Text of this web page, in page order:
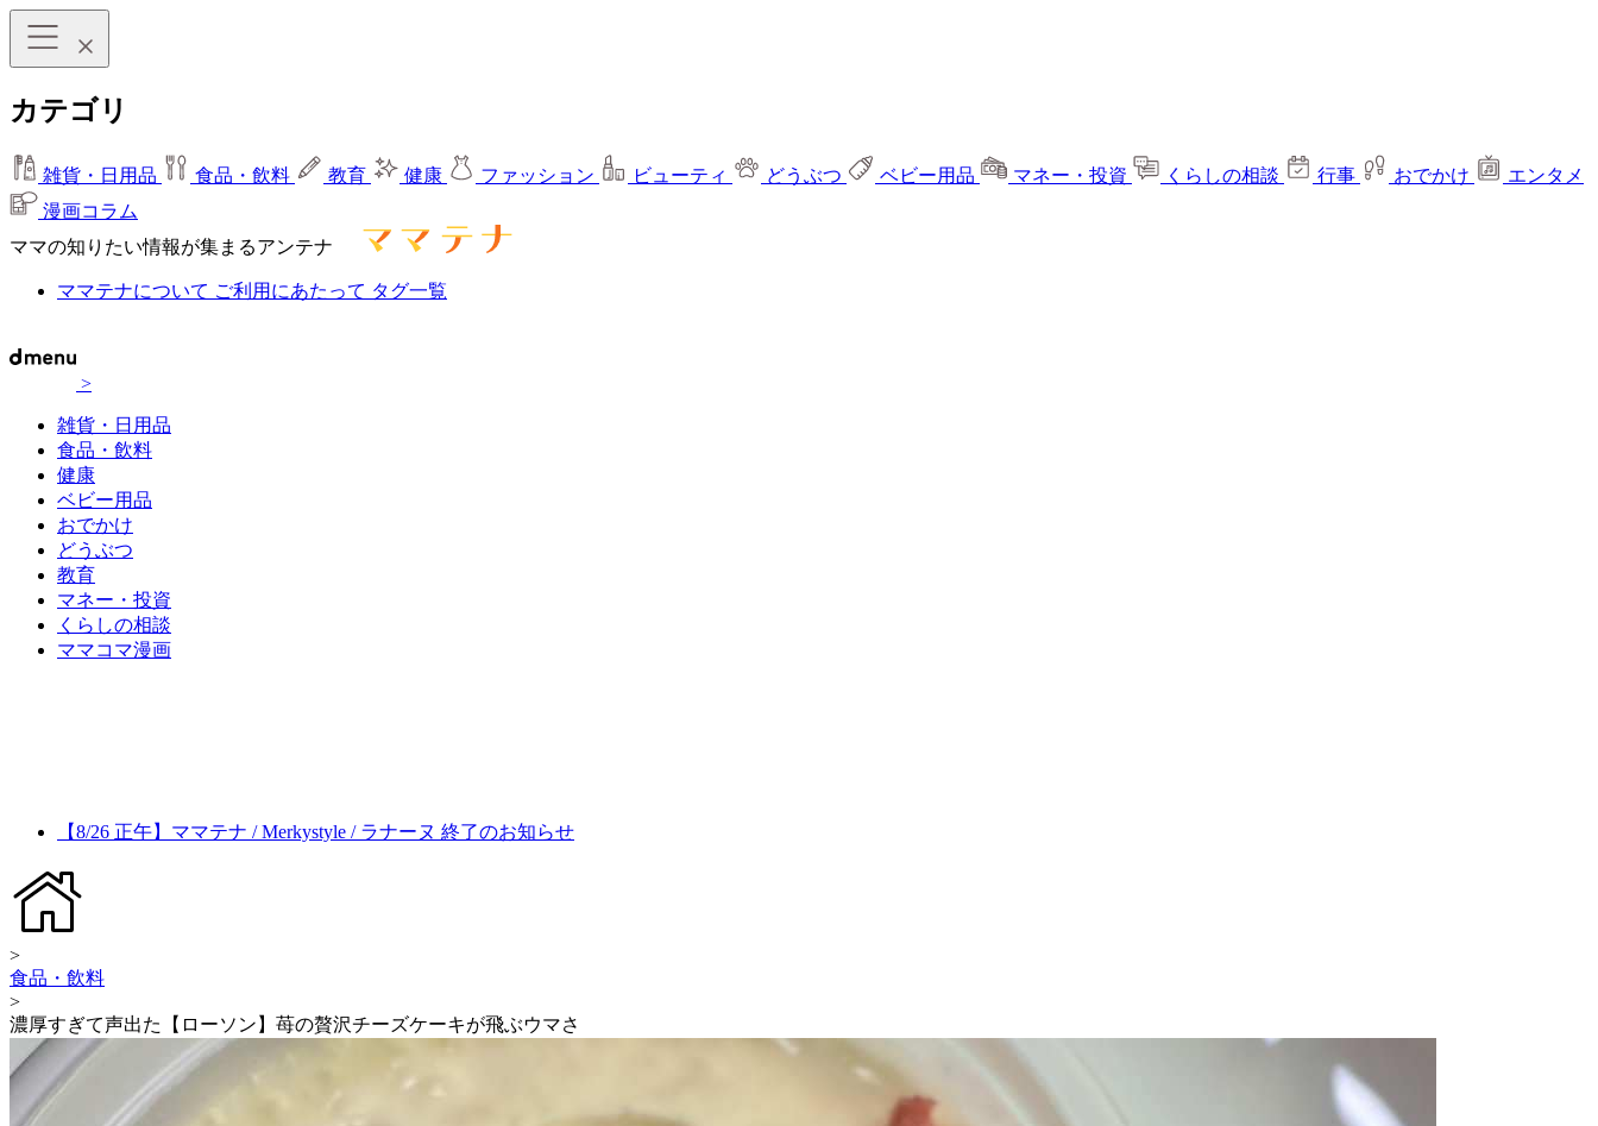
カテゴリ
雑貨・日用品 食品・飲料 教育 健康 ファッション ビューティ どうぶつ ベビー用品 マネー・投資 くらしの相談 行事 おでかけ
エンタメ
漫画コラム
ママの知りたい情報が集まるアンテナ
ママテナについて ご利用にあたって タグ一覧
>
雑貨・日用品
食品・飲料
健康
ベビー用品
おでかけ
どうぶつ
教育
マネー・投資
くらしの相談
ママコマ漫画
【8/26 正午】ママテナ / Merkystyle / ラナーヌ 終了のお知らせ
>
食品・飲料
>
濃厚すぎて声出た【ローソン】苺の贅沢チーズケーキが飛ぶウマさ